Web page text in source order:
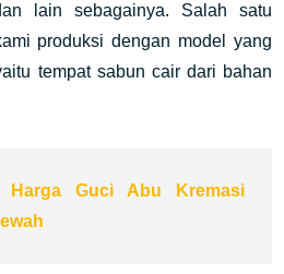
lain sebagainya. Salah satu
produksi dengan model yang
tempat sabun cair dari bahan
Harga Guci Abu Kremasi